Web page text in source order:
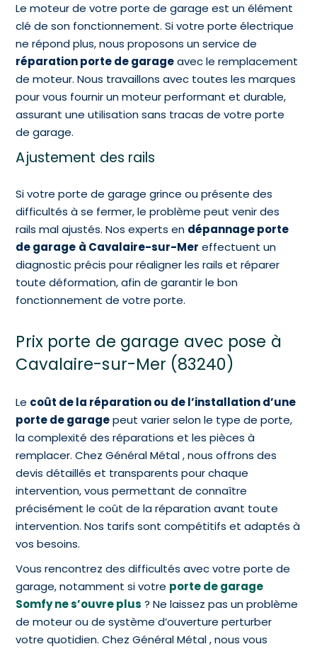
Le moteur de votre porte de garage est un élément
clé de son fonctionnement. Si votre porte électrique
ne répond plus, nous proposons un service de
réparation porte de garageavec le remplacement
de moteur. Nous travaillons avec toutes les marques
pour vous fournir un moteur performant et durable,
assurant une utilisation sans tracas de votre porte
de garage.
Ajustement des rails
Si votre porte de garage grince ou présente des
difficultés à se fermer, le problème peut venir des
rails mal ajustés. Nos experts en dépannage porte
de garage à Cavalaire-sur-Mer effectuent un
diagnostic précis pour réaligner les rails et réparer
toute déformation, afin de garantir le bon
fonctionnement de votre porte.
Prix porte de garage avec pose à
Cavalaire-sur-Mer (83240)
Le coût de la réparation ou de l’installation d’une
porte de garagepeut varier selon le type de porte,
la complexité des réparations et les pièces à
remplacer. Chez Général Métal , nous offrons des
devis détaillés et transparents pour chaque
intervention, vous permettant de connaître
précisément le coût de la réparation avant toute
intervention. Nos tarifs sont compétitifs et adaptés à
vos besoins.
Vous rencontrez des difficultés avec votre porte de
garage, notamment si votre porte de garage
Somfy ne s’ouvre plus ? Ne laissez pas un problème
de moteur ou de système d’ouverture perturber
votre quotidien. Chez Général Métal , nous vous